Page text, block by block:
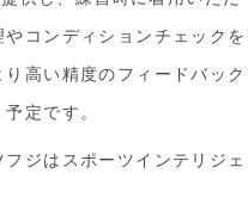
コンディションチェックを
高い精度のフィードバック
定です。
ジはスポーツインテリジェ